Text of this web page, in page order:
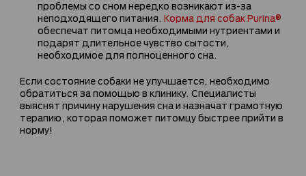
проблемы со сном нередко возникают из-за
неподходящего питания. Корма для собак Purina®
обеспечат питомца необходимыми нутриентами и
подарят длительное чувство сытости,
необходимое для полноценного сна.
Если состояние собаки не улучшается, необходимо
обратиться за помощью в клинику. Специалисты
выяснят причину нарушения сна и назначат грамотную
терапию, которая поможет питомцу быстрее прийти в
норму!